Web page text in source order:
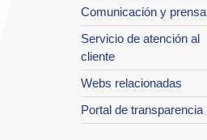
Comunicación y prensa
Servicio de atención al
cliente
Webs relacionadas
Portal de transparencia